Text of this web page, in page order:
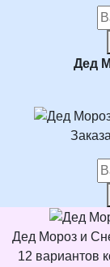
Дед
Дед Мороз и
12 вариантов